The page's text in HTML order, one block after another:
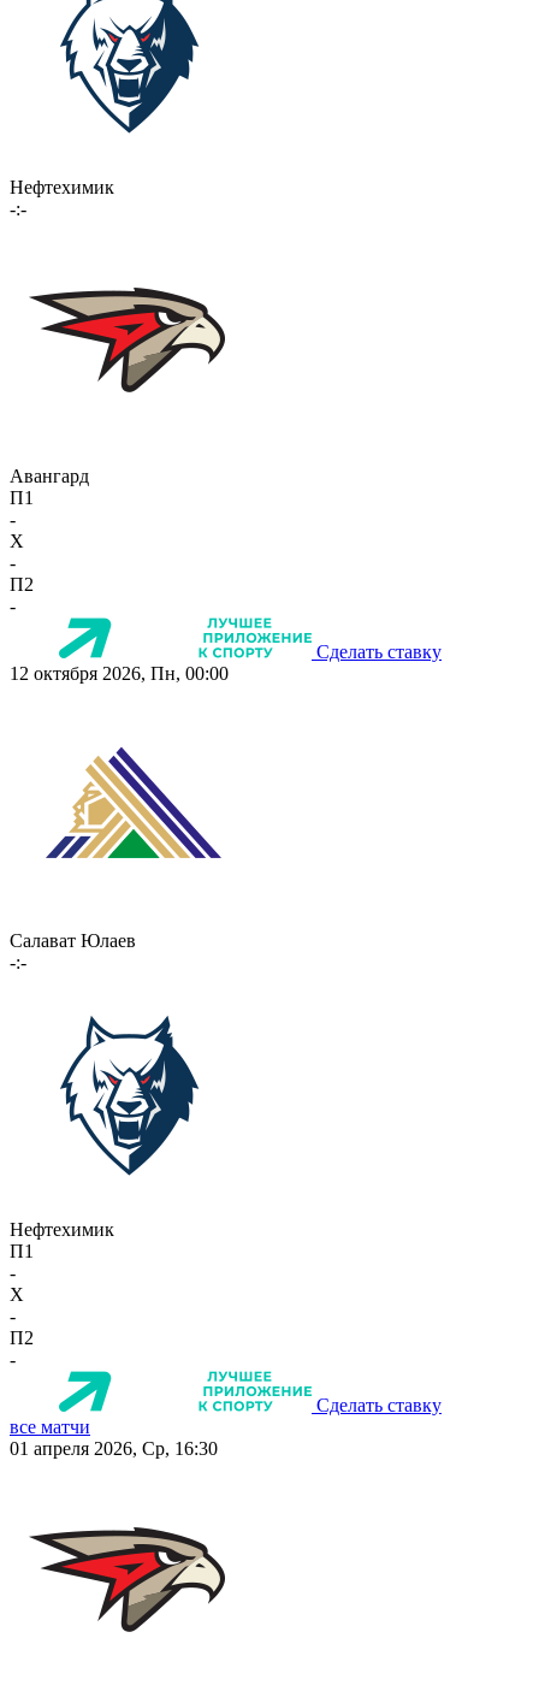
Нефтехимик
-:-
Авангард
П1
-
X
-
П2
-
Сделать ставку
12 октября 2026, Пн, 00:00
Салават Юлаев
-:-
Нефтехимик
П1
-
X
-
П2
-
Сделать ставку
все матчи
01 апреля 2026, Ср, 16:30